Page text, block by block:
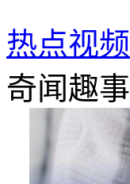
热点视频
奇闻趣事